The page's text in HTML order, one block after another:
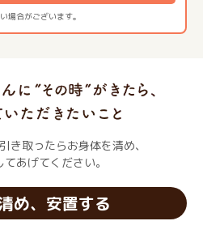
場合がございます。
き取ったらお身体を清め、
あげてください。
め、安置する